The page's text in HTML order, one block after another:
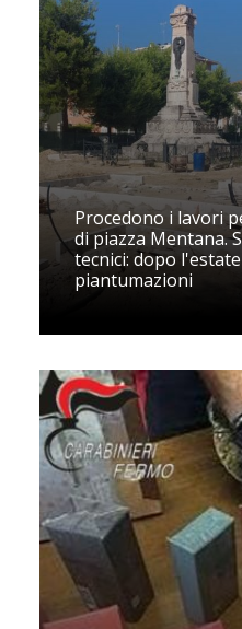
Procedono i lavori
di piazza Mentana.
tecnici: dopo
piantumazioni